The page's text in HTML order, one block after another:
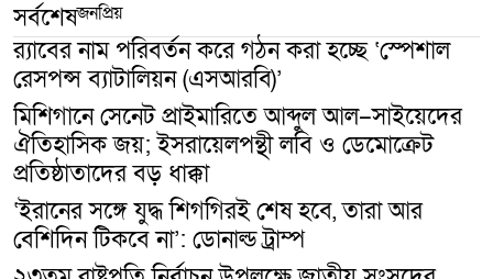
সর্বশেষজনপ্রিয়
র‍্যাবের নাম পরিবর্তন করে গঠন করা হচ্ছে ‘স্পেশাল
রেসপন্স ব্যাটালিয়ন (এসআরবি)’
মিশিগানে সেনেট প্রাইমারিতে আব্দুল আল–সাইয়েদের
ঐতিহাসিক জয়; ইসরায়েলপন্থী লবি ও ডেমোক্রেট
প্রতিষ্ঠাতাদের বড় ধাক্কা
‘ইরানের সঙ্গে যুদ্ধ শিগগিরই শেষ হবে, তারা আর
বেশিদিন টিকবে না’: ডোনাল্ড ট্রাম্প